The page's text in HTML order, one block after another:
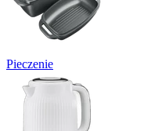
Pieczenie